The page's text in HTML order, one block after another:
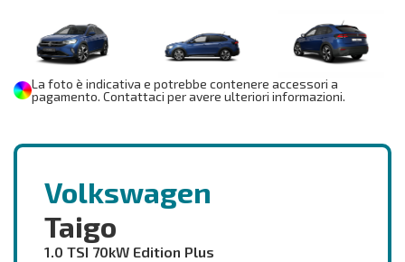
La foto è indicativa e potrebbe contenere accessori a
pagamento. Contattaci per avere ulteriori informazioni.
Volkswagen
Taigo
1.0 TSI 70kW Edition Plus